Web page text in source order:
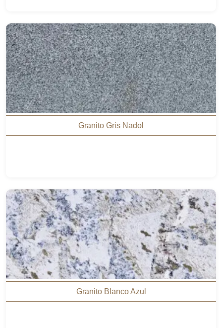
Granito Gris Nadol
Granito Blanco Azul